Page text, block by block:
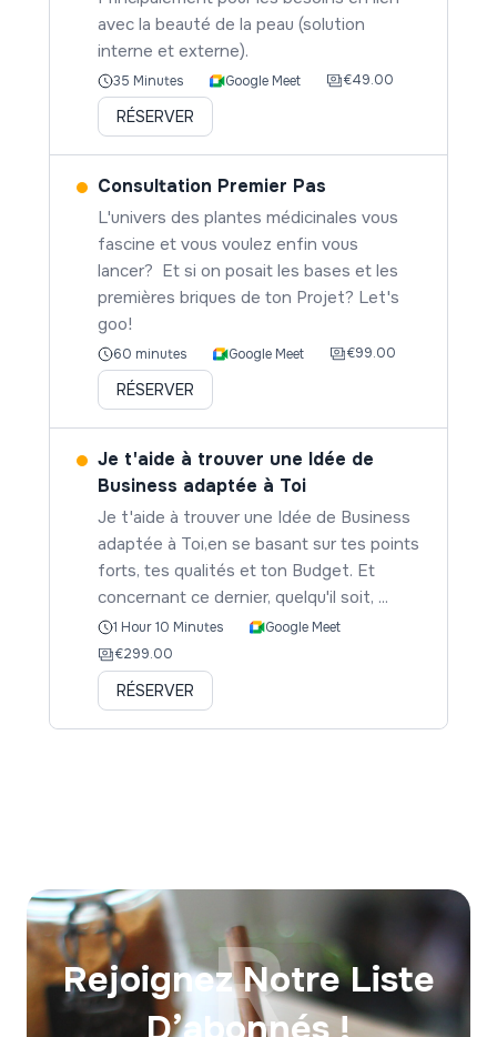
avec la beauté de la peau (solution
interne et externe).
35 Minutes Google Meet €49.00
RÉSERVER
Consultation Premier Pas
L'univers des plantes médicinales vous
fascine et vous voulez enfin vous
lancer? Et si on posait les bases et les
premières briques de ton Projet? Let's
goo!
60 minutes Google Meet €99.00
RÉSERVER
Je t'aide à trouver une Idée de
Business adaptée à Toi
Je t'aide à trouver une Idée de Business
adaptée à Toi,en se basant sur tes points
forts, tes qualités et ton Budget. Et
concernant ce dernier, quelqu'il soit, ...
1 Hour 10 Minutes
Google Meet
€299.00
RÉSERVER
R
Rejoignez Notre Liste